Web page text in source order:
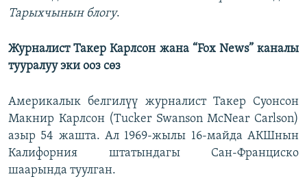
Тарыхчынын блогу.
Журналист Такер Карлсон жана “Fox News” каналы
тууралуу эки ооз сөз
Америкалык белгилүү журналист Такер Суонсон
Макнир Карлсон (Tucker Swanson McNear Carlson)
азыр 54 жашта. Ал 1969-жылы 16-майда АКШнын
Калифорния штатындагы Сан-Франциско
шаарында туулган.